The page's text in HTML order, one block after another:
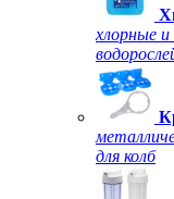
хлорные
для колб